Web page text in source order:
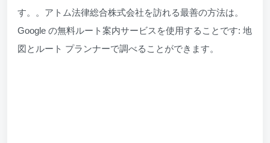
す。。アトム法律総合株式会社を訪れる最善の方法は。
Google の無料ルート案内サービスを使用することです: 地
図とルート プランナーで調べることができます。